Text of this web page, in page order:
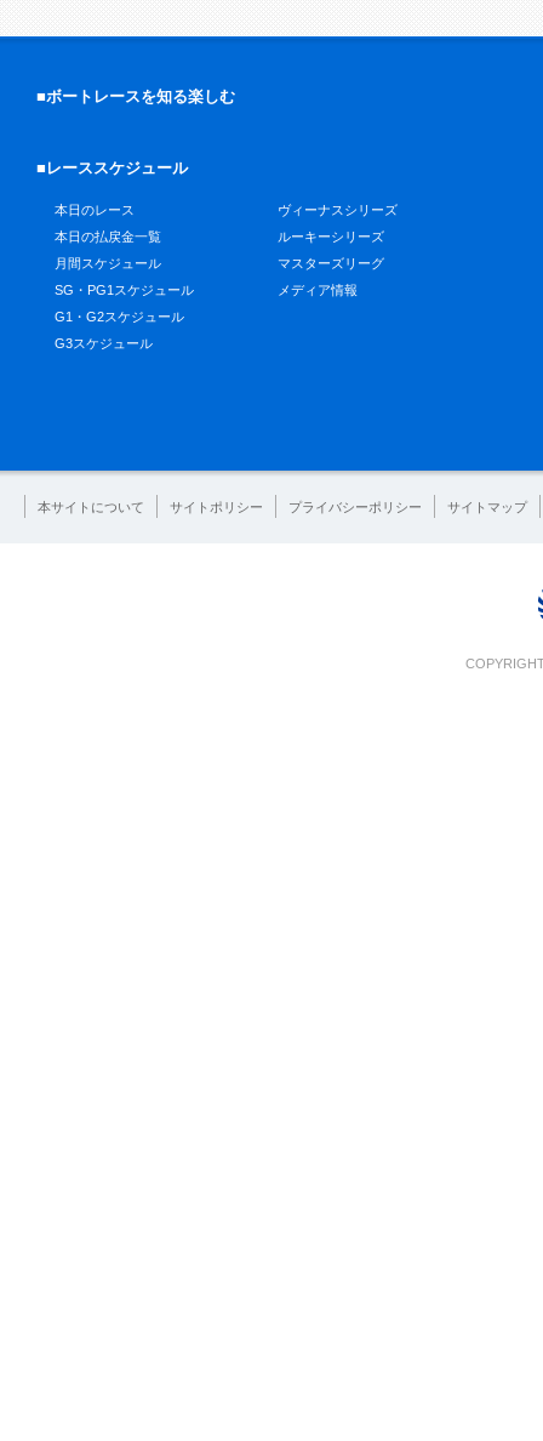
■ボートレースを知る楽しむ
■レーススケジュール
本日のレース
本日の払戻金一覧
月間スケジュール
SG・PG1スケジュール
G1・G2スケジュール
G3スケジュール
ヴィーナスシリーズ
ルーキーシリーズ
マスターズリーグ
メディア情報
本サイトについて サイトポリシー プライバシーポリシー サイトマップ